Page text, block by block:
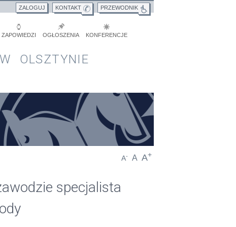
PRZEWODNIK
KONTAKT
ZALOGUJ
KONFERENCJE
OGŁOSZENIA
ZAPOWIEDZI
W OLSZTYNIE
A- A A+
specjalista